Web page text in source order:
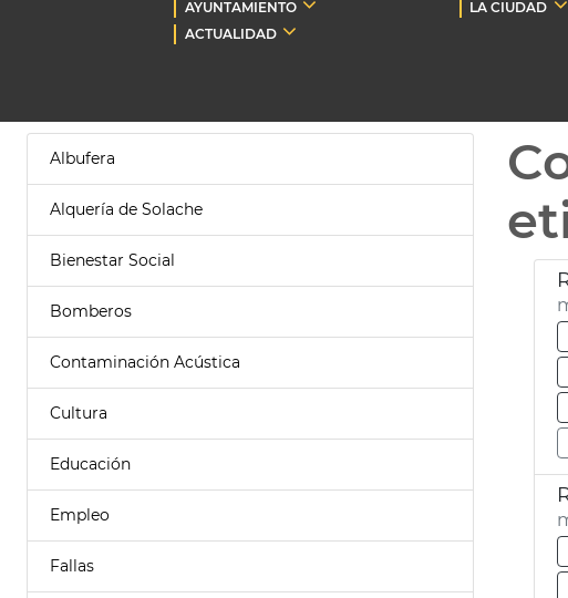
AYUNTAMIENTO LA CIUDAD
ACTUALIDAD
Albufera
Alquería de Solache
Bienestar Social
Bomberos
Contaminación Acústica
Cultura
Educación
Empleo
Fallas